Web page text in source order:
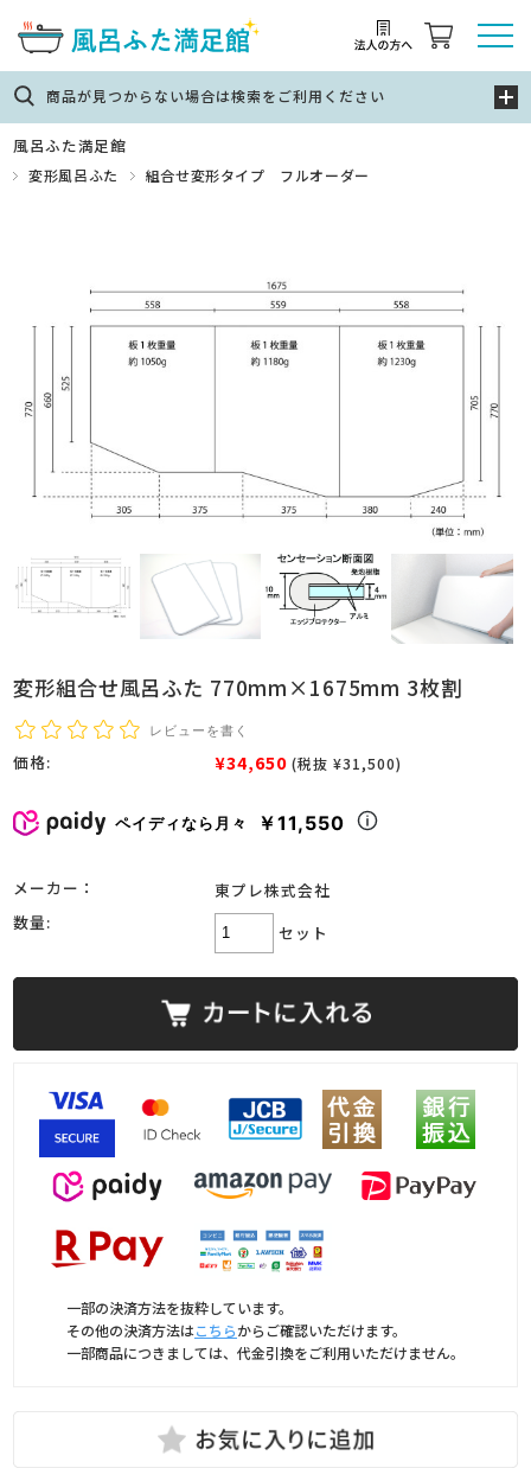
商品が見つからない場合は検索をご利用ください
風呂ふた満足館
変形風呂ふた 組合せ変形タイプ フルオーダー
変形組合せ風呂ふた 770mm×1675mm 3枚割
レビューを書く
価格: ¥34,650 (税抜 ¥31,500)
ペイディなら月々 ￥11,550
メーカー：
東プレ株式会社
数量:
セット
一部の決済方法を抜粋しています。
その他の決済方法はこちらからご確認いただけます。
一部商品につきましては、代金引換をご利用いただけません。